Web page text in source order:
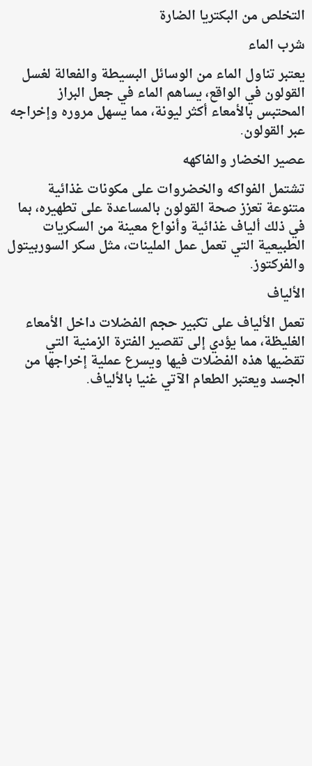
التخلص من البكتريا الضارة
شرب الماء
يعتبر تناول الماء من الوسائل البسيطة والفعالة لغسل
القولون في الواقع، يساهم الماء في جعل البراز
المحتبس بالأمعاء أكثر ليونة، مما يسهل مروره وإخراجه
عبر القولون.
عصير الخضار والفاكهه
تشتمل الفواكه والخضروات على مكونات غذائية
متنوعة تعزز صحة القولون بالمساعدة على تطهيره، بما
في ذلك ألياف غذائية وأنواع معينة من السكريات
الطبيعية التي تعمل عمل الملينات، مثل سكر السوربيتول
والفركتوز.
الألياف
تعمل الألياف على تكبير حجم الفضلات داخل الأمعاء
الغليظة، مما يؤدي إلى تقصير الفترة الزمنية التي
تقضيها هذه الفضلات فيها ويسرع عملية إخراجها من
الجسد ويعتبر الطعام الآتي غنيا بالألياف.